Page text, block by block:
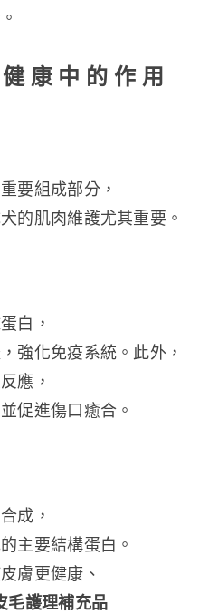
康 中 的 作 用
要組成部分，
的肌肉維護尤其重要。
白，
強化免疫系統。此外，
應，
促進傷口癒合。
成，
主要結構蛋白。
膚更健康、
毛護理補充品